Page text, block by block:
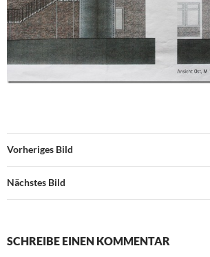
Vorheriges Bild
Nächstes Bild
SCHREIBE EINEN KOMMENTAR